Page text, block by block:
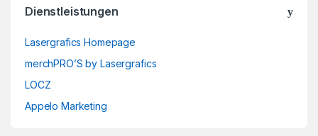
Dienstleistungen
Lasergrafics Homepage
merchPRO’S by Lasergrafics
LOCZ
Appelo Marketing